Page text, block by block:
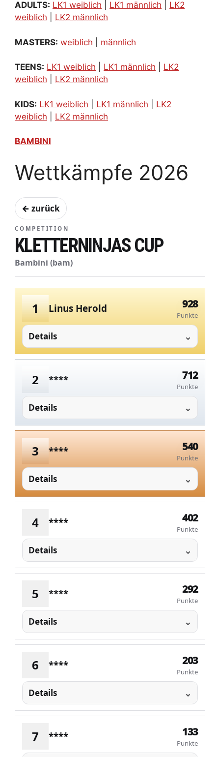
ADULTS: LK1 weiblich LK1 männlich
LK2
weiblich
LK2 männlich
MASTERS: weiblich männlich
TEENS: LK1 weiblich LK1 männlich
LK2
weiblich
LK2 männlich
KIDS: LK1 weiblich LK1 männlich
LK2
weiblich
LK2 männlich
BAMBINI
Wettkämpfe 2026
← zurück
COMPETITION
KLETTERNINJAS CUP
Bambini (bam)
1 Linus Herold 928
Punkte
Details
2 **** 712
Punkte
Details
3 **** 540
Punkte
Details
4 **** 402
Punkte
Details
5 **** 292
Punkte
Details
6 **** 203
Punkte
Details
7 **** 133
Punkte